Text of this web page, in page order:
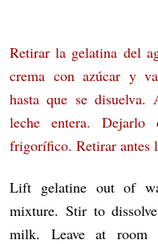
Retirar la gelatina del
crema con azúcar y
hasta que se
leche entera.
frigorífico. Retirar antes
Lift gelatine out of
mixture. Stir to
milk. Leave at room